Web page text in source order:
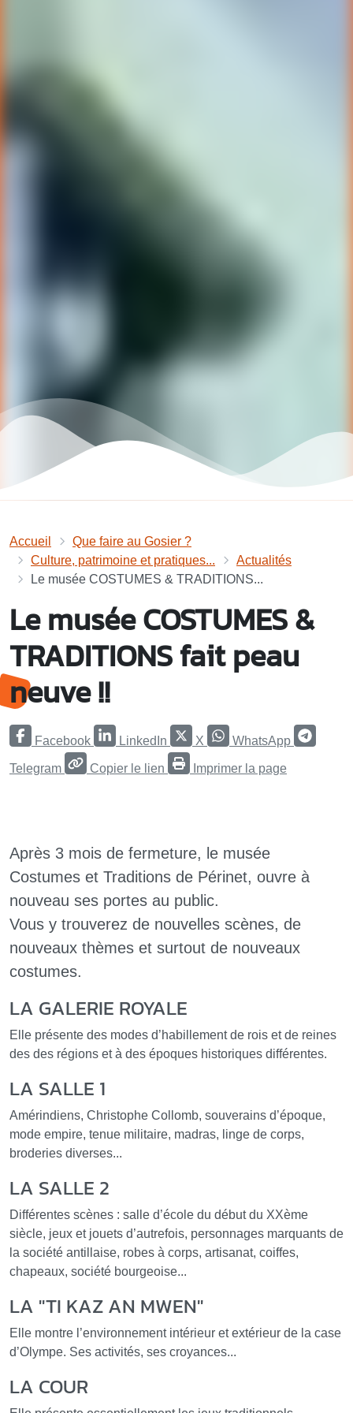
Accueil
Que faire au Gosier ?
Culture, patrimoine et pratiques...
Actualités
Le musée COSTUMES & TRADITIONS...
Le musée COSTUMES &
TRADITIONS fait peau
neuve !!
Facebook LinkedIn X WhatsApp
Telegram Copier le lien Imprimer la page
Après 3 mois de fermeture, le musée
Costumes et Traditions de Périnet, ouvre à
nouveau ses portes au public.
Vous y trouverez de nouvelles scènes, de
nouveaux thèmes et surtout de nouveaux
costumes.
LA GALERIE ROYALE
Elle présente des modes d’habillement de rois et de reines
des des régions et à des époques historiques différentes.
LA SALLE 1
Amérindiens, Christophe Collomb, souverains d’époque,
mode empire, tenue militaire, madras, linge de corps,
broderies diverses...
LA SALLE 2
Différentes scènes : salle d’école du début du XXème
siècle, jeux et jouets d’autrefois, personnages marquants de
la société antillaise, robes à corps, artisanat, coiffes,
chapeaux, société bourgeoise...
LA "TI KAZ AN MWEN"
Elle montre l’environnement intérieur et extérieur de la case
d’Olympe. Ses activités, ses croyances...
LA COUR